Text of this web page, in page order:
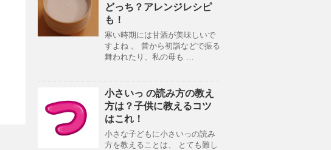
どっち？アレンジレシピ
も！
寒い時期には甘酒が美味しいで
すよね 。 昔から初詣などで振る
舞われたり、私の母も …
小さいっ の読み方の教え
方は？子供に教えるコツ
はこれ！
小さな子どもに小さいっの読み
方を教えることは、 とても難し